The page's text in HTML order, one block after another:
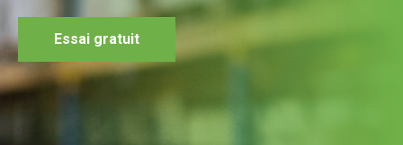
Essai gratuit